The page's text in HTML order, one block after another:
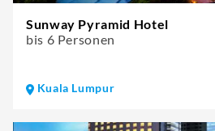
Sunway Pyramid Hotel
bis 6 Personen
Kuala Lumpur